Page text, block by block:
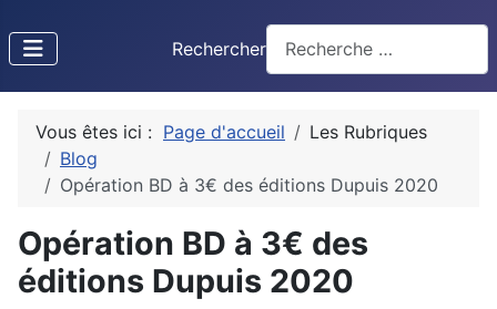
Rechercher
Vous êtes ici : Page d'accueil
Les Rubriques
Blog
Opération BD à 3€ des éditions Dupuis 2020
Opération BD à 3€ des
éditions Dupuis 2020